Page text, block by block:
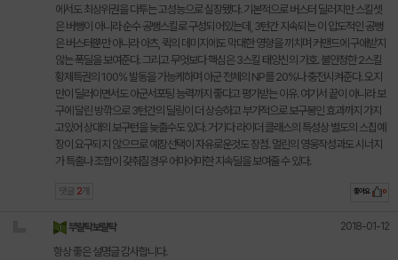
에서도 최상위권을 다투는 고성능으로 실장됐다. 기본적으로 버스터 딜러지만 스킬셋
은 버뻥이 아니라 순수 공뻥스킬로 구성되어있는데, 3턴간 지속되는 이 압도적인 공뻥
은 버스터뿐만 아니라 아츠, 퀵의 데미지에도 막대한 영향을 끼치며 커맨드에 구애받지
않는 폭딜을 보여준다. 그리고 무엇보다 핵심은 3스킬 태양신의 가호. 불안정한 2스킬
황제특권의 100% 발동을 가능케하며 아군 전체의 NP를 20%나 충전시켜준다. 오지
만이 딜러이면서도 아군서포팅 능력까지 좋다고 평가받는 이유. 여기서 끝이 아니라 보
구에 달린 방깎으로 3턴간의 딜링이 더 상승하고 부가적으로 보구봉인 효과까지 가지
고있어 상대의 보구턴을 늦출수도 있다. 거기다 라이더 클래스의 특성상 별도의 스집예
장이 요구되지 않으므로 예장선택이 자유로운것도 장점. 멀린의 영웅작성과도 시너지
가 특출나 조합이 갖춰질경우 어마어마한 지속딜을 보여줄 수 있다.
댓글 2 개 좋아요 0
부랄탁보랄탁 2018-01-12
항상 좋은 설명글 감사합니다.